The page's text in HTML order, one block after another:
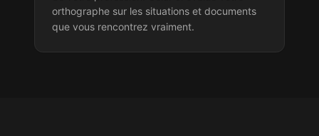
orthographe sur les situations et documents
que vous rencontrez vraiment.